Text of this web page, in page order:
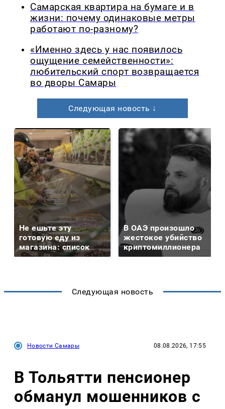
Самарская квартира на бумаге и в
жизни: почему одинаковые метры
работают по-разному?
«Именно здесь у нас появилось
ощущение семейственности»:
любительский спорт возвращается
во дворы Самары
Следующая новость ↓
Не ешьте эту
готовую еду из
магазина: список
В ОАЭ произошло
жестокое убийство
криптомиллионера
Следующая новость
Новости Самары 08.08.2026, 17:55
В Тольятти пенсионер
обманул мошенников с